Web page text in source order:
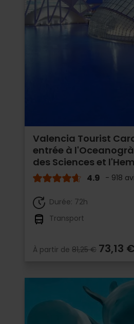
Valencia Tourist
entrée à
des Sciences et
4.9 - 918
Durée: 72h
Transport
À partir de 81,25 € 73,13 €